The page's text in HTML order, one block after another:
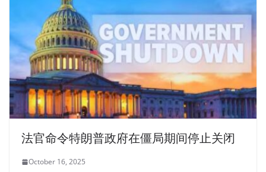
法官命令特朗普政府在僵局期间停止关闭
October 16, 2025